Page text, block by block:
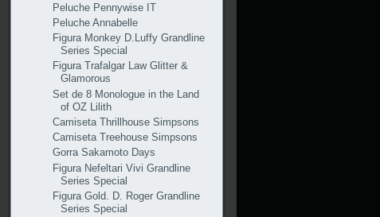
Peluche Pennywise IT
Peluche Annabelle
Figura Monkey D.Luffy Grandline
Series Special
Figura Trafalgar Law Glitter &
Glamorous
Set de 8 Monologue in the Land
of OZ Lilith
Camiseta Thrillhouse Simpsons
Camiseta Treehouse Simpsons
Gorra Sakamoto Days
Figura Nefeltari Vivi Grandline
Series Special
Figura Gold. D. Roger Grandline
Series Special